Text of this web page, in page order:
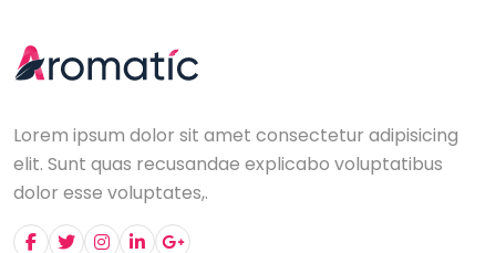
Lorem ipsum dolor sit amet consectetur adipisicing
elit. Sunt quas recusandae explicabo voluptatibus
dolor esse voluptates,.